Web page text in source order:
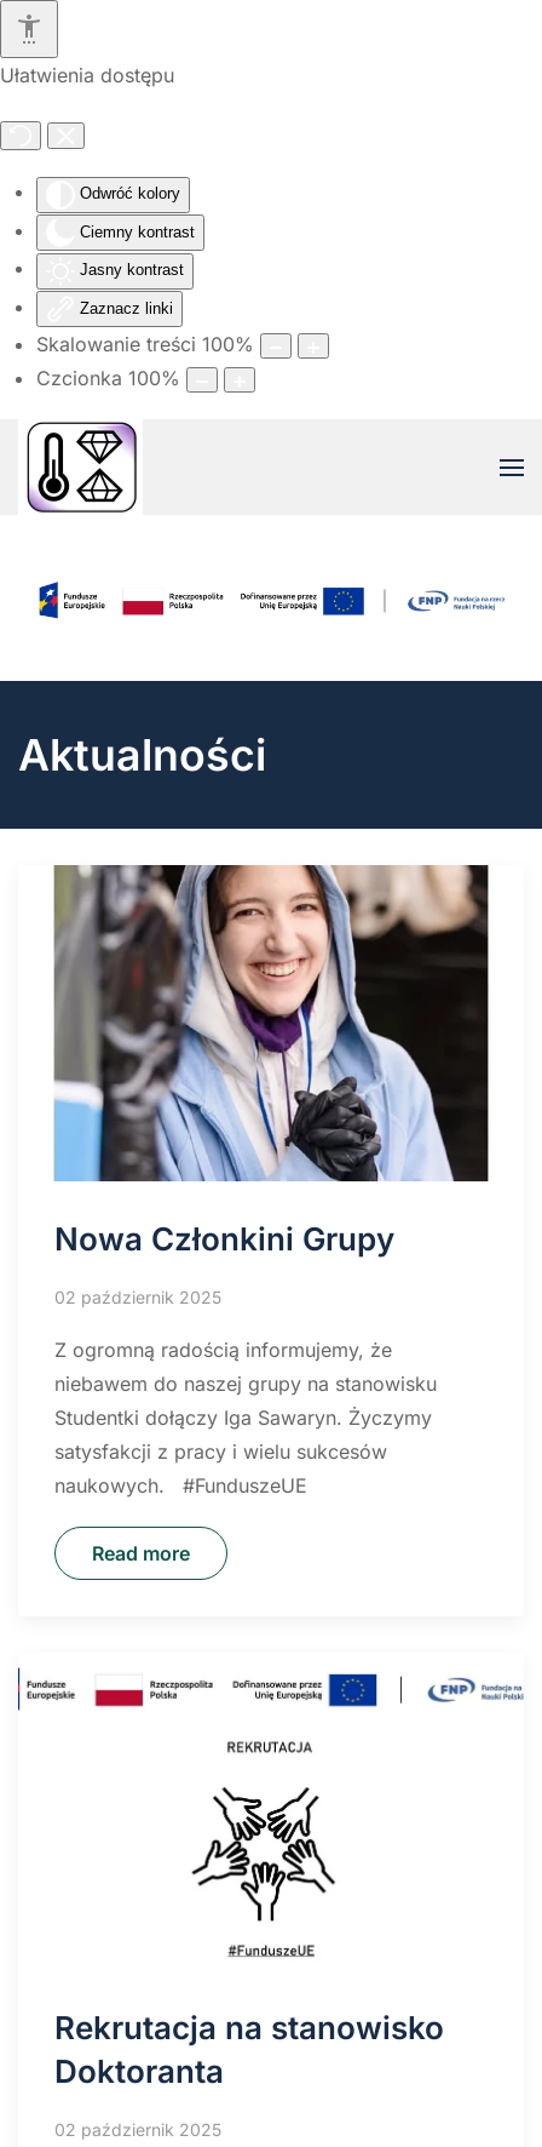
Ułatwienia dostępu
Odwróć kolory
Ciemny kontrast
Jasny kontrast
Zaznacz linki
Skalowanie treści 100%
Czcionka 100%
Przejdź do głównej treści
Aktualności
Nowa Członkini Grupy
02 październik 2025
Z ogromną radością informujemy, że
niebawem do naszej grupy na stanowisku
Studentki dołączy Iga Sawaryn. Życzymy
satysfakcji z pracy i wielu sukcesów
naukowych. #FunduszeUE
Read more
Rekrutacja na stanowisko
Doktoranta
02 październik 2025